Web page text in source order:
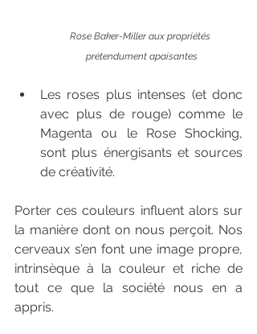
Rose Baker-Miller aux propriétés
prétendument apaisantes
Les roses plus intenses (et donc
avec plus de rouge) comme le
Magenta ou le Rose Shocking,
sont plus énergisants et sources
de créativité.
Porter ces couleurs influent alors sur
la manière dont on nous perçoit. Nos
cerveaux s’en font une image propre,
intrinsèque à la couleur et riche de
tout ce que la société nous en a
appris.